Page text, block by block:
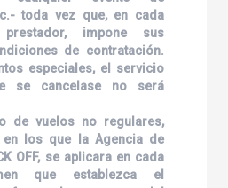
toda vez que, en cada
impone sus
de contratación.
especiales, el servicio
se cancelase no será
de vuelos no regulares,
los que la Agencia de
OFF, se aplicara en cada
que establezca el